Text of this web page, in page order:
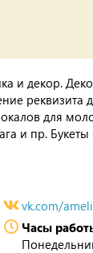
и декор.
реквизита
для
и пр.
vk.com/
Часы